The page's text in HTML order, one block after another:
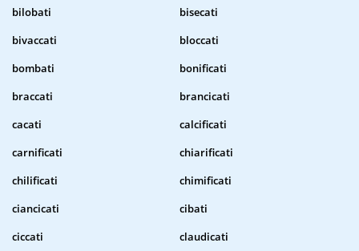
bilobati
bisecati
bivaccati
bloccati
bombati
bonificati
braccati
brancicati
cacati
calcificati
carnificati
chiarificati
chilificati
chimificati
ciancicati
cibati
ciccati
claudicati